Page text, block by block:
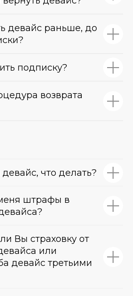
девайс раньше, до
подписку?
возврата
что делать?
штрафы в
Вы страховку от
или
девайс третьими